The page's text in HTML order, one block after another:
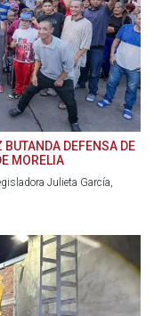
BUTANDA DEFENSA DE
MORELIA
Julieta García,